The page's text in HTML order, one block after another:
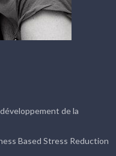
de la
Based Stress Reduction